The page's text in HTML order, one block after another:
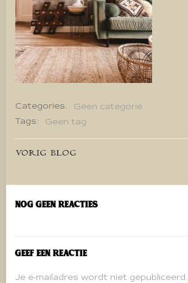
Categories:
Geen categorie
Tags:
Geen tag
Bericht
navigatie
VORIG BLOG
Nog geen reacties
Geef een reactie
Je e-mailadres wordt niet gepubliceerd.